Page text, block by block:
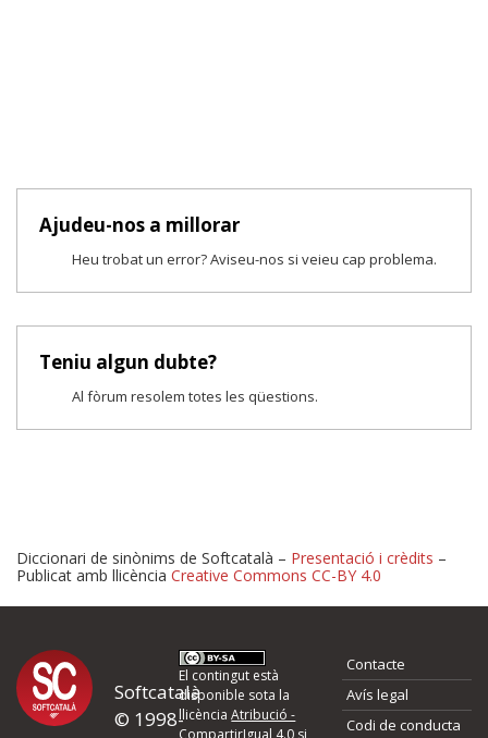
Ajudeu-nos a millorar
Heu trobat un error? Aviseu-nos si veieu cap problema.
Teniu algun dubte?
Al fòrum resolem totes les qüestions.
Proposeu-nos millores o
d'errors
Si heu trobat un error o voleu proposar alguna millora, ompliu els
Diccionari de sinònims de Softcatalà – Presentació i crèdits –
Publicat amb llicència Creative Commons CC-BY 4.0
Softcatalà
© 1998-
El contingut està
disponible sota la
llicènciaAtribució -
CompartirIgual 4.0 si
Contacte
Avís legal
Codi de conducta